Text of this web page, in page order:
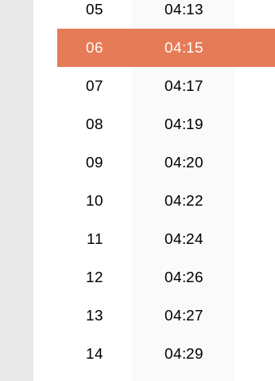
05 04:13
06 04:15
07 04:17
08 04:19
09 04:20
10 04:22
11 04:24
12 04:26
13 04:27
14 04:29